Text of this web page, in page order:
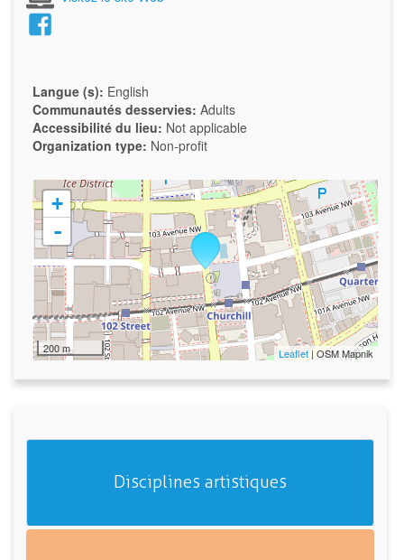
Langue (s): English
Communautés desservies: Adults
Accessibilité du lieu: Not applicable
Organization type: Non-profit
+
-
200 m Leaflet| OSM Mapnik
Disciplines artistiques